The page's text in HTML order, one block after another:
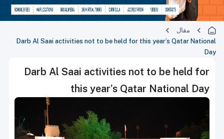
مقال
Darb Al Saai activities not to be held for this year’s Qatar National
Day
Darb Al Saai activities not to be held for
this year’s Qatar National Day